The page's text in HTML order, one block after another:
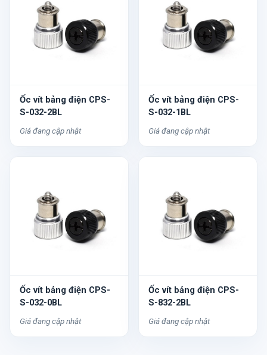
Ốc vít bảng điện CPS-
S-032-2BL
Giá đang cập nhật
Ốc vít bảng điện CPS-
S-032-1BL
Giá đang cập nhật
Ốc vít bảng điện CPS-
S-032-0BL
Giá đang cập nhật
Ốc vít bảng điện CPS-
S-832-2BL
Giá đang cập nhật